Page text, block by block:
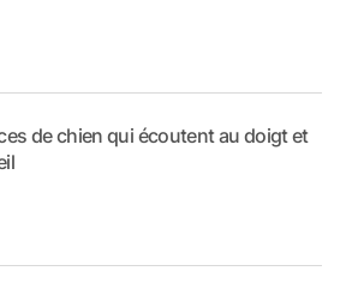
de chien qui écoutent au doigt et